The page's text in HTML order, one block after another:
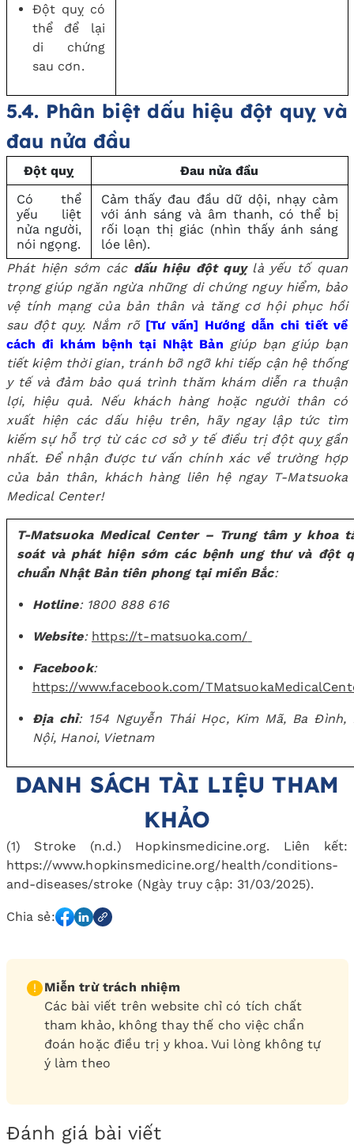
Đột quỵ có
thể để lại
di chứng
sau cơn.
5.4. Phân biệt dấu hiệu đột quỵ và
đau nửa đầu
Đột quỵ
Đau nửa đầu
Có thể
yếu liệt
nửa người,
nói ngọng.
Cảm thấy đau đầu dữ dội, nhạy cảm
với ánh sáng và âm thanh, có thể bị
rối loạn thị giác (nhìn thấy ánh sáng
lóe lên).
Phát hiện sớm các dấu hiệu đột quỵlà yếu tố quan
trọng giúp ngăn ngừa những di chứng nguy hiểm, bảo
vệ tính mạng của bản thân và tăng cơ hội phục hồi
sau đột quỵ. Nắm rõ [Tư vấn] Hướng dẫn chi tiết về
cách đi khám bệnh tại Nhật Bản giúp bạn giúp bạn
tiết kiệm thời gian, tránh bỡ ngỡ khi tiếp cận hệ thống
y tế và đảm bảo quá trình thăm khám diễn ra thuận
lợi, hiệu quả. Nếu khách hàng hoặc người thân có
xuất hiện các dấu hiệu trên, hãy ngay lập tức tìm
kiếm sự hỗ trợ từ các cơ sở y tế điều trị đột quỵ gần
nhất. Để nhận được tư vấn chính xác về trường hợp
của bản thân, khách hàng liên hệ ngay T-Matsuoka
Medical Center!
T-Matsuoka Medical Center – Trung tâm y khoa
soát và phát hiện sớm các bệnh ung thư và đột
chuẩn Nhật Bản tiên phong tại miền Bắc:
Hotline: 1800 888 616
Website: https://t-matsuoka.com/
Facebook:
https://www.facebook.com/
Địa chỉ: 154 Nguyễn Thái Học, Kim Mã, Ba Đình,
Nội, Hanoi, Vietnam
DANH SÁCH TÀI LIỆU THAM
KHẢO
(1) Stroke (n.d.) Hopkinsmedicine.org. Liên kết:
https://www.hopkinsmedicine.org/health/conditions-
and-diseases/stroke (Ngày truy cập: 31/03/2025).
Chia sẻ:
Miễn trừ trách nhiệm
Các bài viết trên website chỉ có tích chất
tham khảo, không thay thế cho việc chẩn
đoán hoặc điều trị y khoa. Vui lòng không tự
ý làm theo
Đánh giá bài viết